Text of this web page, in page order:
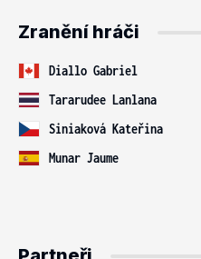
Zranění hráči
Diallo Gabriel
Tararudee Lanlana
Siniaková Kateřina
Munar Jaume